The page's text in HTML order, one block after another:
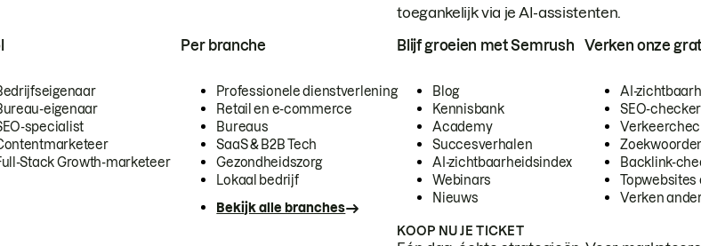
toegankelijk via je AI-assistenten.
eigenaar
specialist
Stack Growth-marketeer
Per branche
Professionele dienstverlening
Retail en e-commerce
Bureaus
SaaS & B2B Tech
Gezondheidszorg
Lokaal bedrijf
Bekijk alle branches
Blijf groeien met Semrush
Blog
Kennisbank
Academy
Succesverhalen
AI-zichtbaarheidsindex
Webinars
Nieuws
Verken onze
AI-
SEO-checker
Backlink-
Topwebsites
Verken
KOOP NU JE TICKET